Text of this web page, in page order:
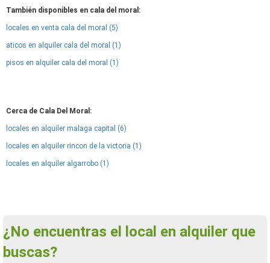
También disponibles en cala del moral:
locales en venta cala del moral (5)
aticos en alquiler cala del moral (1)
pisos en alquiler cala del moral (1)
Cerca de Cala Del Moral:
locales en alquiler malaga capital (6)
locales en alquiler rincon de la victoria (1)
locales en alquiler algarrobo (1)
¿No encuentras el local en alquiler que
buscas?